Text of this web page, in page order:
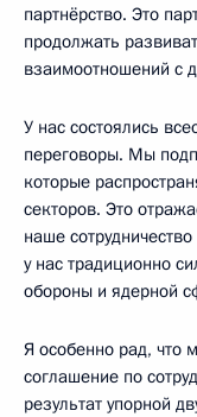
партнёрство. Это
продолжать
взаимоотношений с
У нас состоялись
переговоры. Мы
которые
секторов. Это
наше
у нас традиционно
обороны и ядерной
Я особенно рад, что
соглашение по
результат упорной